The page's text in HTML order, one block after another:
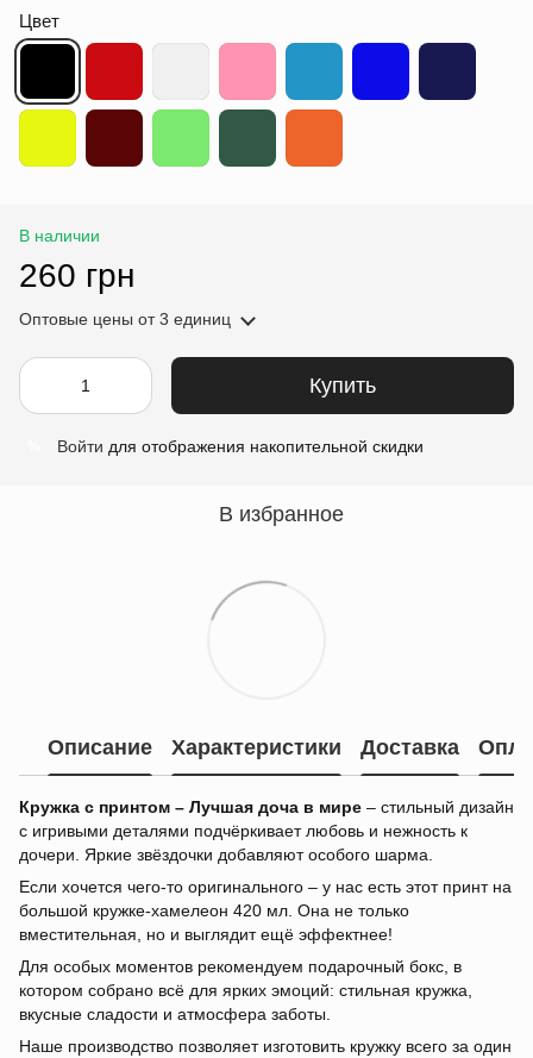
Цвет
В наличии
260 грн
Оптовые цены от 3 единиц
Купить
Войти для отображения накопительной скидки
В избранное
Описание Характеристики Доставка
Кружка с принтом – Лучшая доча в мире – стильный дизайн
с игривыми деталями подчёркивает любовь и нежность к
дочери. Яркие звёздочки добавляют особого шарма.
Если хочется чего-то оригинального – у нас есть этот принт на
большой кружке-хамелеон 420 мл. Она не только
вместительная, но и выглядит ещё эффектнее!
Для особых моментов рекомендуем подарочный бокс, в
котором собрано всё для ярких эмоций: стильная кружка,
вкусные сладости и атмосфера заботы.
Наше производство позволяет изготовить кружку всего за один